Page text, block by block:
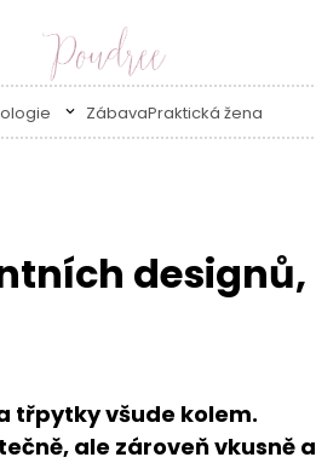
ZábavaPraktická žena
designů,
třpytky všude kolem.
ale zároveň vkusně a